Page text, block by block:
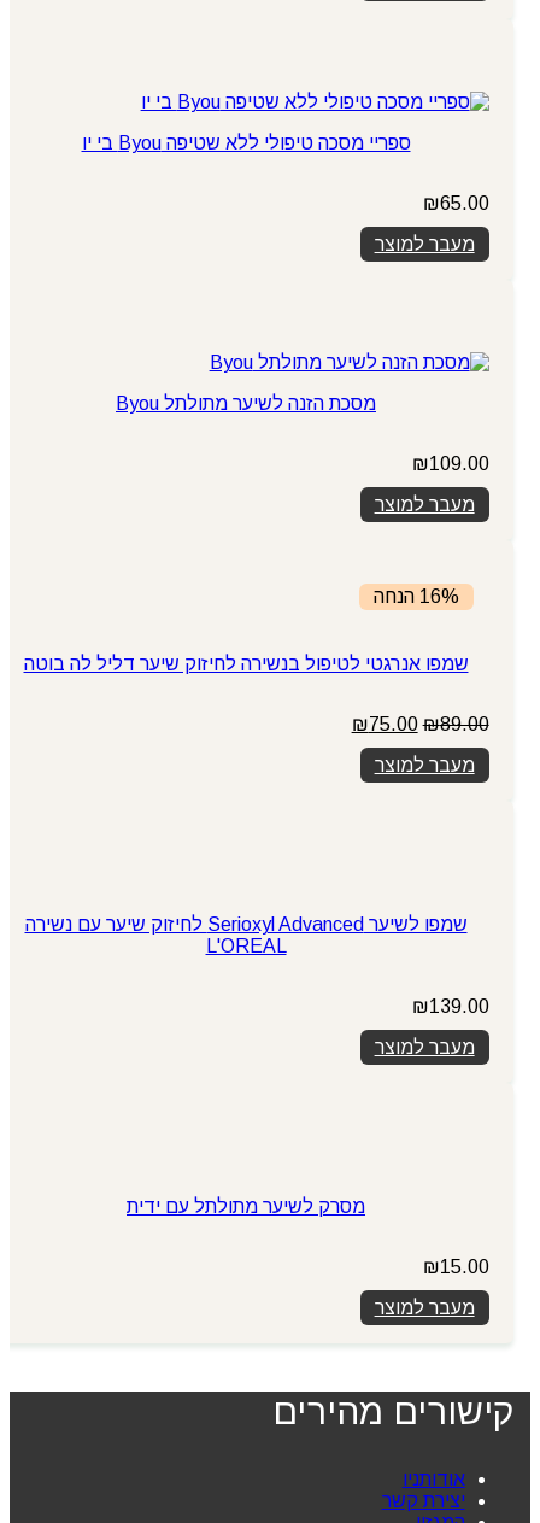
ספריי מסכה טיפולי ללא שטיפה Byou בי יו
₪65.00
מעבר למוצר
מסכת הזנה לשיער מתולתל Byou
₪109.00
מעבר למוצר
16% הנחה
שמפו אנרגטי לטיפול בנשירה לחיזוק שיער דליל לה בוטה
₪89.00
המחיר
המקורי
היה:
₪89.00.
₪75.00
מעבר למוצר
שמפו לשיער Serioxyl Advanced לחיזוק שיער עם נשירה
L'OREAL
₪139.00
מעבר למוצר
מסרק לשיער מתולתל עם ידית
₪15.00
מעבר למוצר
קישורים מהירים
אודותניו
יצירת קשר